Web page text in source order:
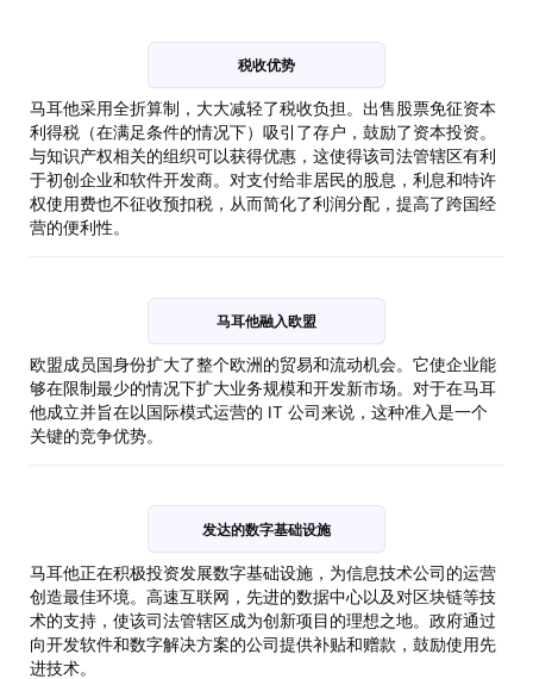
税收优势
马耳他采用全折算制，大大减轻了税收负担。出售股票免征资本
利得税（在满足条件的情况下）吸引了存户，鼓励了资本投资。
与知识产权相关的组织可以获得优惠，这使得该司法管辖区有利
于初创企业和软件开发商。对支付给非居民的股息，利息和特许
权使用费也不征收预扣税，从而简化了利润分配，提高了跨国经
营的便利性。
马耳他融入欧盟
欧盟成员国身份扩大了整个欧洲的贸易和流动机会。它使企业能
够在限制最少的情况下扩大业务规模和开发新市场。对于在马耳
他成立并旨在以国际模式运营的 IT 公司来说，这种准入是一个
关键的竞争优势。
发达的数字基础设施
马耳他正在积极投资发展数字基础设施，为信息技术公司的运营
创造最佳环境。高速互联网，先进的数据中心以及对区块链等技
术的支持，使该司法管辖区成为创新项目的理想之地。政府通过
向开发软件和数字解决方案的公司提供补贴和赠款，鼓励使用先
进技术。